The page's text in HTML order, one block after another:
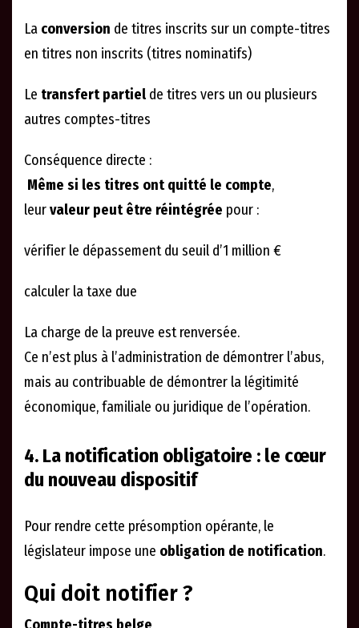
La conversion de titres inscrits sur un compte-titres
en titres non inscrits (titres nominatifs)
Le transfert partiel de titres vers un ou plusieurs
autres comptes-titres
Conséquence directe :
Même si les titres ont quitté le compte,
leurvaleur peut être réintégrée pour :
vérifier le dépassement du seuil d’1 million €
calculer la taxe due
La charge de la preuve est renversée.
Ce n’est plus à l’administration de démontrer l’abus,
mais au contribuable de démontrer la légitimité
économique, familiale ou juridique de l’opération.
4. La notification obligatoire : le cœur
du nouveau dispositif
Pour rendre cette présomption opérante, le
législateur impose une obligation de notification.
Qui doit notifier ?